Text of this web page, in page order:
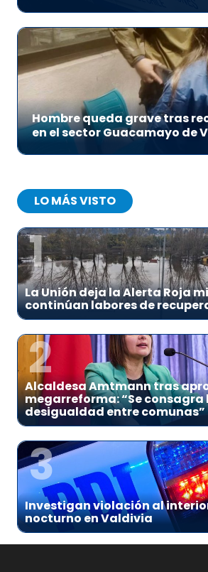
Hombre queda grave tras
en el sector Guacamayo de
LO MÁS VISTO
1
La Unión deja la Alerta Roja
continúan labores de
2
Alcaldesa Amtmann tras
megarreforma: “Se consagra
desigualdad entre comunas”
3
Investigan violación al
nocturno en Valdivia